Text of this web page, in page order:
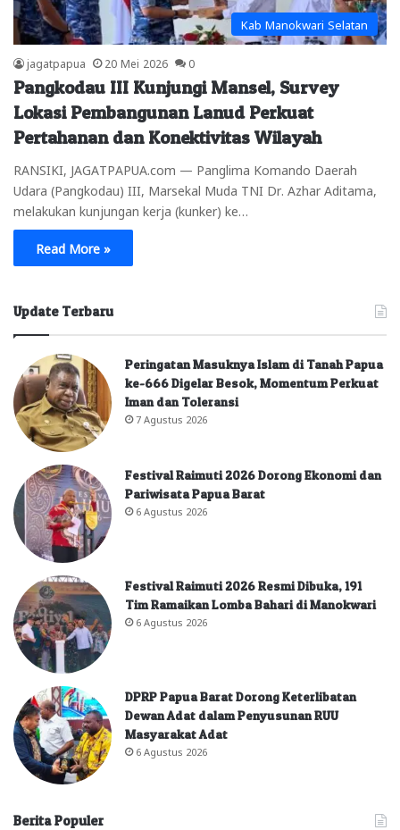
Kab Manokwari Selatan
jagatpapua 20 Mei 2026 0
Pangkodau III Kunjungi Mansel, Survey
Lokasi Pembangunan Lanud Perkuat
Pertahanan dan Konektivitas Wilayah
RANSIKI, JAGATPAPUA.com — Panglima Komando Daerah
Udara (Pangkodau) III, Marsekal Muda TNI Dr. Azhar Aditama,
melakukan kunjungan kerja (kunker) ke…
Read More »
Update Terbaru
Peringatan Masuknya Islam di Tanah Papua
ke-666 Digelar Besok, Momentum Perkuat
Iman dan Toleransi
7 Agustus 2026
Festival Raimuti 2026 Dorong Ekonomi dan
Pariwisata Papua Barat
6 Agustus 2026
Festival Raimuti 2026 Resmi Dibuka, 191
Tim Ramaikan Lomba Bahari di Manokwari
6 Agustus 2026
DPRP Papua Barat Dorong Keterlibatan
Dewan Adat dalam Penyusunan RUU
Masyarakat Adat
6 Agustus 2026
Berita Populer